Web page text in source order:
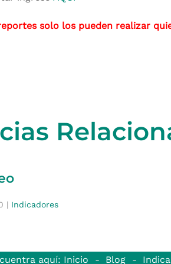
solo los pueden realizar
| Indicadores
aquí: Inicio Blog